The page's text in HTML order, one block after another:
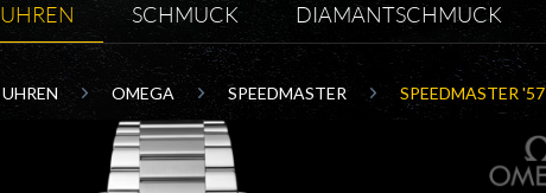
UHREN SCHMUCK DIAMANTSCHMUCK
UHREN OMEGA SPEEDMASTER SPEEDMASTER '57